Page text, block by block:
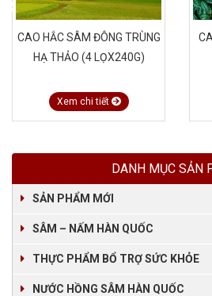
CAO HẮC SÂM ĐÔNG TRÙNG
HẠ THẢO (4 LỌX240G)
Xem chi tiết
CAO
DANH MỤC SẢN
SẢN PHẨM MỚI
SÂM – NẤM HÀN QUỐC
THỰC PHẨM BỔ TRỢ SỨC KHỎE
NƯỚC HỒNG SÂM HÀN QUỐC